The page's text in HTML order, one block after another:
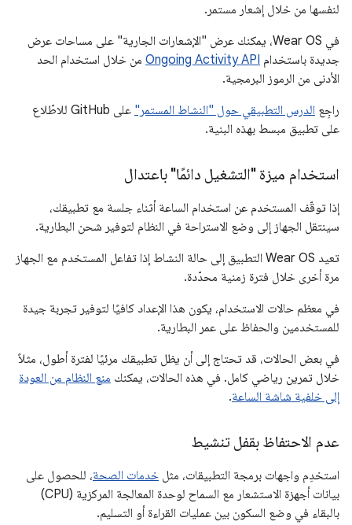
لنفسها من خلال إشعار مستمر.
في Wear OS، يمكنك عرض "الإشعارات الجارية" على مساحات عرض
جديدة باستخدام Ongoing Activity API من خلال استخدام الحد
الأدنى من الرموز البرمجية.
راجِع الدرس التطبيقي حول "النشاط المستمر"
على GitHub للاطّلاع
على تطبيق مبسط بهذه البنية.
استخدام ميزة "التشغيل دائمًا" باعتدال
إذا توقّف المستخدم عن استخدام الساعة أثناء جلسة مع تطبيقك،
سينتقل الجهاز إلى وضع الاستراحة في النظام لتوفير شحن البطارية.
تعيد Wear OS التطبيق إلى حالة النشاط إذا تفاعل المستخدم مع الجهاز
مرة أخرى خلال فترة زمنية محدّدة.
في معظم حالات الاستخدام، يكون هذا الإعداد كافيًا لتوفير تجربة جيدة
للمستخدمين والحفاظ على عمر البطارية.
في بعض الحالات، قد تحتاج إلى أن يظل تطبيقك مرئيًا لفترة أطول، مثلاً
خلال تمرين رياضي كامل. في هذه الحالات، يمكنك منع النظام من العودة
إلى خلفية شاشة الساعة.
عدم الاحتفاظ بقفل تنشيط
استخدِم واجهات برمجة التطبيقات، مثل خدمات الصحة، للحصول على
بيانات أجهزة الاستشعار مع السماح لوحدة المعالجة المركزية (CPU)
بالبقاء في وضع السكون بين عمليات القراءة أو التسليم.